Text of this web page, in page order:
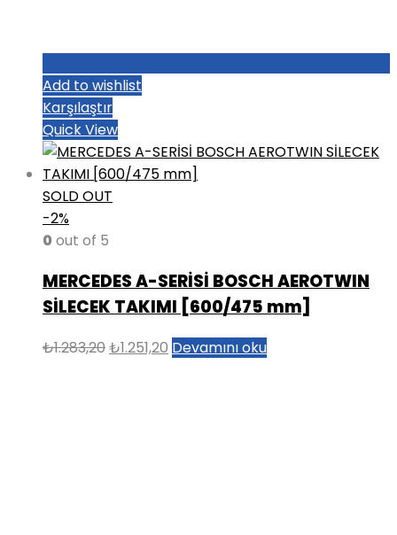
Add to wishlist
Karşılaştır
Quick View
SOLD OUT
-2%
0 out of 5
MERCEDES A-SERİSİ BOSCH AEROTWIN
SİLECEK TAKIMI [600/475 mm]
₺1.283,20Orijinal
₺1.251,20 Şu
Devamını oku